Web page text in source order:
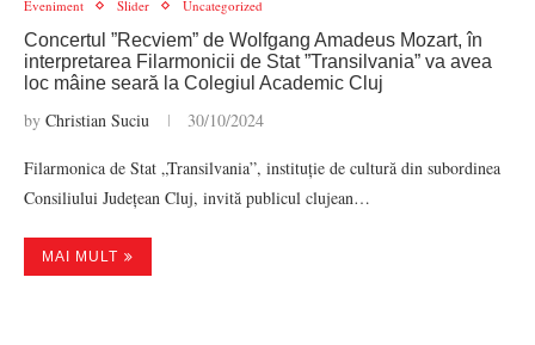
Eveniment Slider Uncategorized
Concertul ”Recviem” de Wolfgang Amadeus Mozart, în
interpretarea Filarmonicii de Stat ”Transilvania” va avea
loc mâine seară la Colegiul Academic Cluj
by Christian Suciu 30/10/2024
Filarmonica de Stat „Transilvania”, instituție de cultură din subordinea
Consiliului Județean Cluj, invită publicul clujean…
MAI MULT